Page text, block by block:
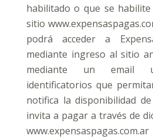
habilitado o que se
sitio
podrá acceder a
mediante ingreso al sitio
mediante un email
identificatorios que
notifica la disponibilidad
invita a pagar a través de